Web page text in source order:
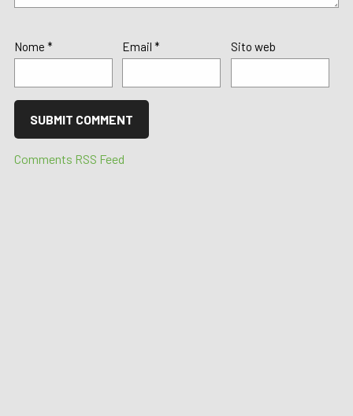
Nome * Email* Sito web
Comments RSS Feed